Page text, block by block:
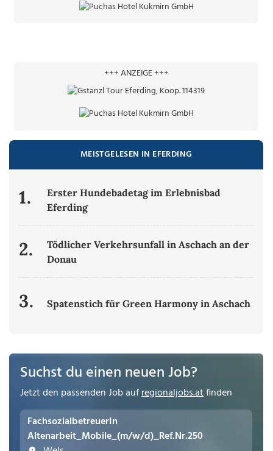
+++ ANZEIGE +++
MEISTGELESEN IN EFERDING
1.
Erster Hundebadetag im Erlebnisbad
Eferding
2.
Tödlicher Verkehrsunfall in Aschach an der
Donau
3. Spatenstich für Green Harmony in Aschach
Suchst du einen neuen Job?
Jetzt den passenden Job aufregionaljobs.atfinden
FachsozialbetreuerIn
Altenarbeit_Mobile_(m/w/d)_Ref.Nr.250